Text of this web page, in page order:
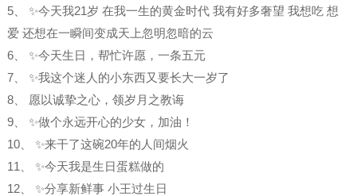
5、 ✨今天我21岁 在我一生的黄金时代 我有好多奢望 我想吃 想
爱 还想在一瞬间变成天上忽明忽暗的云
6、 ✨今天生日，帮忙许愿，一条五元
7、 ✨我这个迷人的小东西又要长大一岁了
8、 愿以诚挚之心，领岁月之教诲
9、 ✨做个永远开心的少女，加油！
10、 ✨来干了这碗20年的人间烟火
11、 ✨今天我是生日蛋糕做的
12、 ✨分享新鲜事 小王过生日